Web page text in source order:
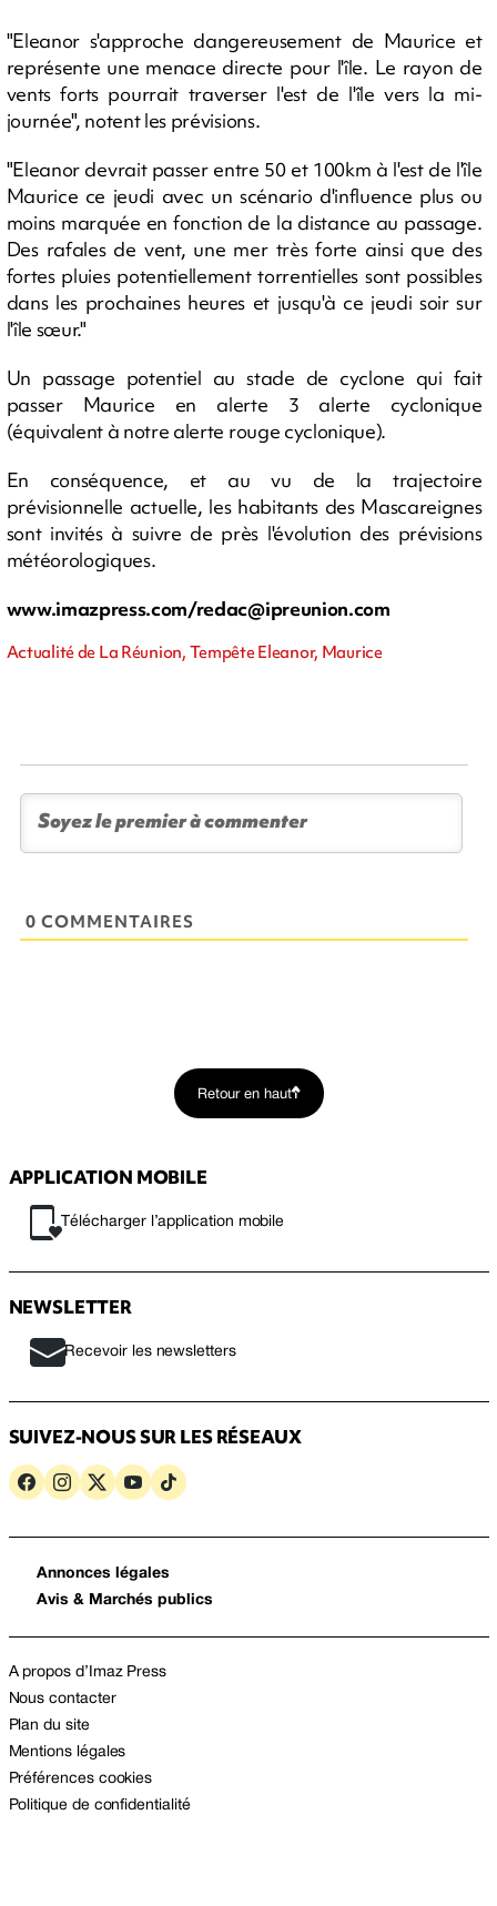
"Eleanor s'approche dangereusement de Maurice et
représente une menace directe pour l'île. Le rayon de
vents forts pourrait traverser l'est de l'île vers la mi-
journée", notent les prévisions.
"Eleanor devrait passer entre 50 et 100km à l'est de l'île
Maurice ce jeudi avec un scénario d'influence plus ou
moins marquée en fonction de la distance au passage.
Des rafales de vent, une mer très forte ainsi que des
fortes pluies potentiellement torrentielles sont possibles
dans les prochaines heures et jusqu'à ce jeudi soir sur
l'île sœur."
Un passage potentiel au stade de cyclone qui fait
passer Maurice en alerte 3 alerte cyclonique
(équivalent à notre alerte rouge cyclonique).
En conséquence, et au vu de la trajectoire
prévisionnelle actuelle, les habitants des Mascareignes
sont invités à suivre de près l'évolution des prévisions
météorologiques.
www.imazpress.com/redac@ipreunion.com
Actualité de La Réunion, Tempête Eleanor, Maurice
0 COMMENTAIRES
Retour en haut
APPLICATION MOBILE
Télécharger l’application mobile
NEWSLETTER
Recevoir les newsletters
SUIVEZ-NOUS SUR LES RÉSEAUX
Annonces légales
Avis & Marchés publics
A propos d’Imaz Press
Nous contacter
Plan du site
Mentions légales
Préférences cookies
Politique de confidentialité